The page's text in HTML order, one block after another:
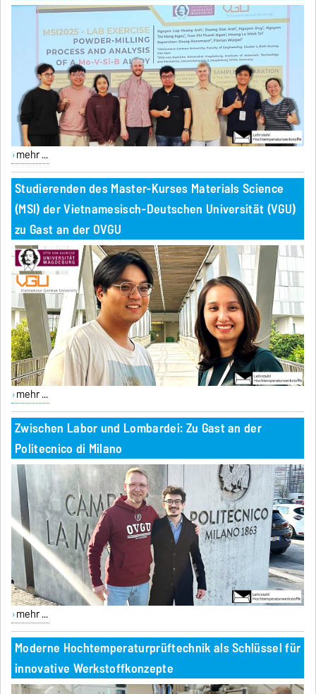
mehr ...
Studierenden des Master-Kurses Materials Science
(MSI) der Vietnamesisch-Deutschen Universität (VGU)
zu Gast an der OVGU
mehr ...
Zwischen Labor und Lombardei: Zu Gast an der
Politecnico di Milano
mehr ...
Moderne Hochtemperaturprüftechnik als Schlüssel für
innovative Werkstoffkonzepte